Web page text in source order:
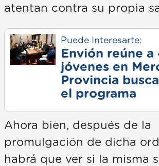
atentan contra su propia
Puede Interesarte:
Envión reúne a
jóvenes en
Provincia
el programa
Ahora bien, después de la
promulgación de dicha
habrá que ver si la misma